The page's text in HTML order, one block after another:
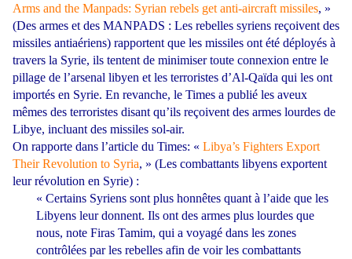
Arms and the Manpads: Syrian rebels get anti-aircraft missiles, »
(Des armes et des MANPADS : Les rebelles syriens reçoivent des
missiles antiaériens) rapportent que les missiles ont été déployés à
travers la Syrie, ils tentent de minimiser toute connexion entre le
pillage de l’arsenal libyen et les terroristes d’Al-Qaïda qui les ont
importés en Syrie. En revanche, le Times a publié les aveux
mêmes des terroristes disant qu’ils reçoivent des armes lourdes de
Libye, incluant des missiles sol-air.
On rapporte dans l’article du Times: « Libya’s Fighters Export
Their Revolution to Syria, » (Les combattants libyens exportent
leur révolution en Syrie) :
« Certains Syriens sont plus honnêtes quant à l’aide que les
Libyens leur donnent. Ils ont des armes plus lourdes que
nous, note Firas Tamim, qui a voyagé dans les zones
contrôlées par les rebelles afin de voir les combattants